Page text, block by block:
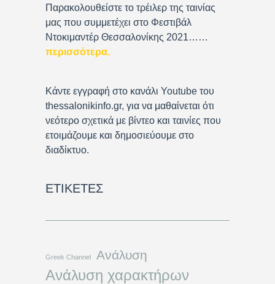
rΠαρακολουθείστε το τρέιλερ της ταινίας
μας που συμμετέχει στο Φεστιβάλ
Ντοκιμαντέρ Θεσσαλονίκης 2021……
περισσότερα.
Κάντε εγγραφή στο κανάλι Youtube του
thessalonikinfo.gr, για να μαθαίνεται ότι
νεότερο σχετικά με βίντεο και ταινίες που
ετοιμάζουμε και δημοσιεύουμε στο
διαδίκτυο.
ΕΤΙΚΈΤΕΣ
Greek Channel Ανάλυση
Ανάλυση χαρακτήρων